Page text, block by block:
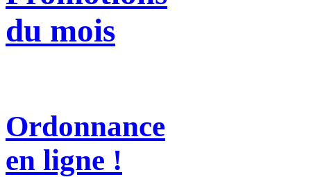
du mois
Ordonnance
en ligne !